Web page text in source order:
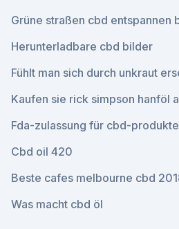
Grüne straßen cbd entspannen
Herunterladbare cbd bilder
Fühlt man sich durch unkraut
Kaufen sie rick simpson hanföl
Fda-zulassung für cbd-produkte
Cbd oil 420
Beste cafes melbourne cbd
Was macht cbd öl